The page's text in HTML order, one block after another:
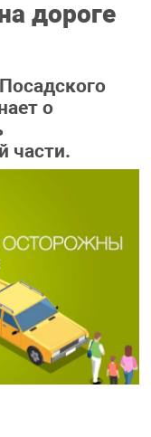
дороге
о
части.